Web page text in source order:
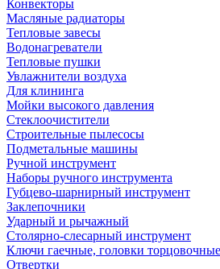
Конвекторы
Масляные радиаторы
Тепловые завесы
Водонагреватели
Тепловые пушки
Увлажнители воздуха
Для клининга
Мойки высокого давления
Стеклоочистители
Строительные пылесосы
Подметальные машины
Ручной инструмент
Наборы ручного инструмента
Губцево-шарнирный инструмент
Заклепочники
Ударный и рычажный
Столярно-слесарный инструмент
Ключи гаечные, головки торцовочные
Отвертки